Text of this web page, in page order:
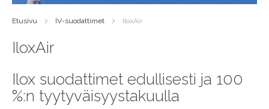
Etusivu IV-suodattimet IloxAir
IloxAir
Ilox suodattimet edullisesti ja 100
%:n tyytyväisyystakuulla